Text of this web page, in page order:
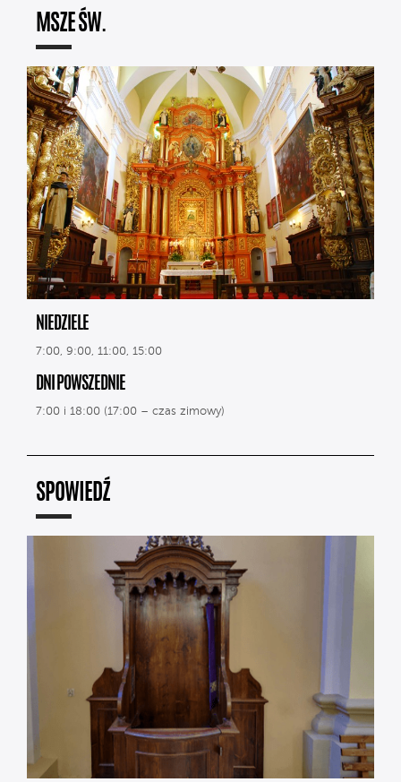
MSZE ŚW.
NIEDZIELE
7:00, 9:00, 11:00, 15:00
DNI POWSZEDNIE
7:00 i 18:00 (17:00 – czas zimowy)
SPOWIEDŹ